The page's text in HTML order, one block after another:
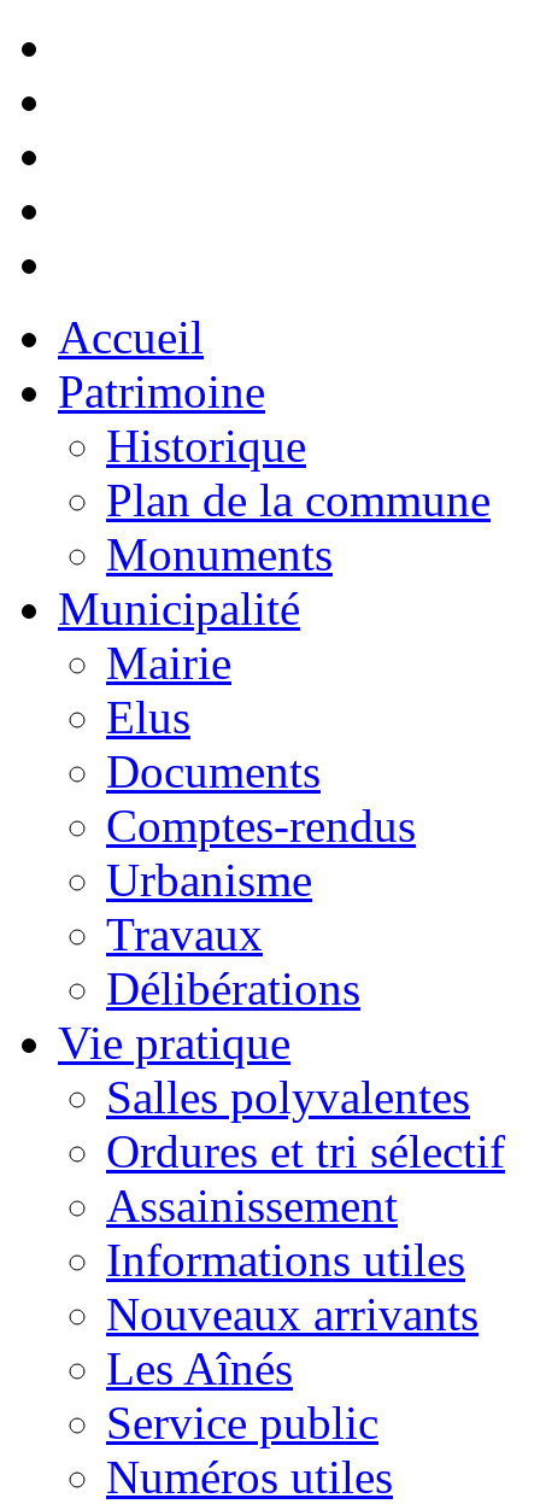
Accueil
Patrimoine
Historique
Plan de la commune
Monuments
Municipalité
Mairie
Elus
Documents
Comptes-rendus
Urbanisme
Travaux
Délibérations
Vie pratique
Salles polyvalentes
Ordures et tri sélectif
Assainissement
Informations utiles
Nouveaux arrivants
Les Aînés
Service public
Numéros utiles